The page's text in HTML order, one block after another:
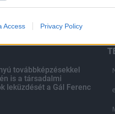
to personalization.
to security, including
Access Privacy Policy
továbbképzésekkel
is a társadalmi
leküzdését a Gál Ferenc